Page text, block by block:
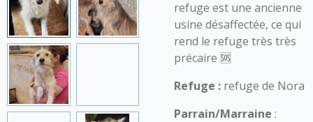
refuge est une ancienne
usine désaffectée, ce qui
rend le refuge très très
précaire 🆘
Refuge : refuge de Nora
Parrain/Marraine :